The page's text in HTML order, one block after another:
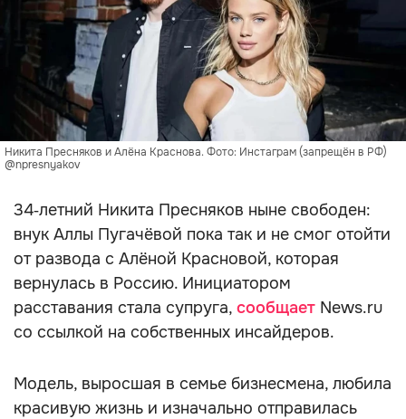
Никита Пресняков и Алёна Краснова. Фото: Инстаграм (запрещён в РФ)
@npresnyakov
34‑летний Никита Пресняков ныне свободен:
внук Аллы Пугачёвой пока так и не смог отойти
от развода с Алёной Красновой, которая
вернулась в Россию. Инициатором
расставания стала супруга, сообщает News.ru
со ссылкой на собственных инсайдеров.
Модель, выросшая в семье бизнесмена, любила
красивую жизнь и изначально отправилась